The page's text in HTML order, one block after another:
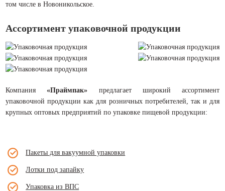
том числе в Новоникольское.
Ассортимент упаковочной продукции
Компания«Праймпак» предлагает широкий ассортимент
упаковочной продукции как для розничных потребителей, так и для
крупных оптовых предприятий по упаковке пищевой продукции:
Пакеты для вакуумной упаковки
Лотки под запайку
Упаковка из ВПС